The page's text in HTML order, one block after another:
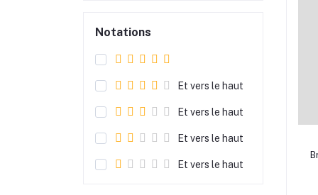
Notations
Et vers le haut
Et vers le haut
Et vers le haut
Et vers le haut